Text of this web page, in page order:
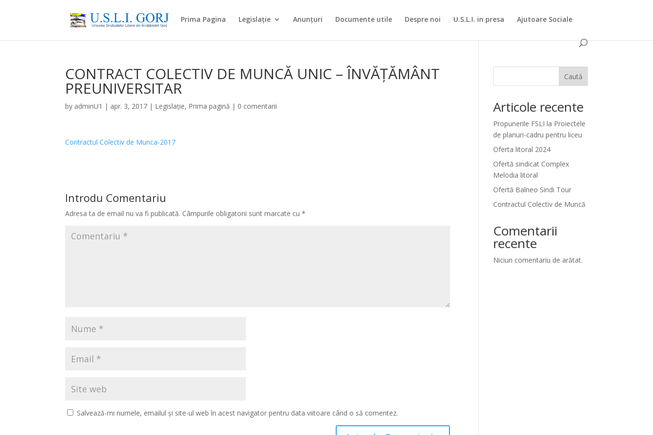
Prima Pagina Legislație Anunțuri Documente utile Despre noi U.S.L.I. in presa Ajutoare Sociale
CONTRACT COLECTIV DE MUNCĂ UNIC – ÎNVĂȚĂMÂNT
PREUNIVERSITAR
by adminU1 | apr. 3, 2017 | Legislație, Prima pagină | 0 comentarii
Contractul Colectiv de Munca-2017
Introdu Comentariu
Adresa ta de email nu va fi publicată. Câmpurile obligatorii sunt marcate cu*
Salvează-mi numele, emailul și site-ul web în acest navigator pentru data viitoare când o să comentez.
Caută
Articole recente
Propunerile FSLI la Proiectele
de planuri-cadru pentru liceu
Oferta litoral 2024
Ofertă sindicat Complex
Melodia litoral
Ofertă Balneo Sindi Tour
Contractul Colectiv de Muncă
Comentarii
recente
Niciun comentariu de arătat.